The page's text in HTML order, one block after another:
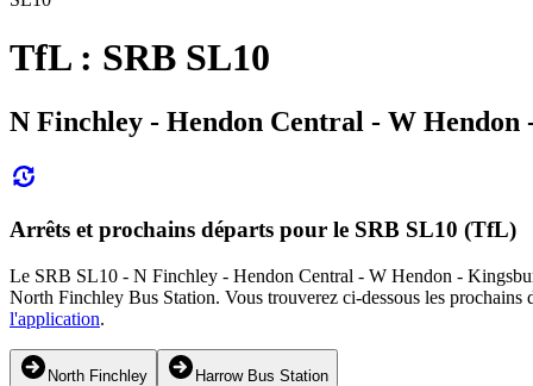
TfL : SRB SL10
N Finchley - Hendon Central - W
Arrêts et prochains départs pour le SRB SL10 (TfL)
Le SRB SL10 - N Finchley - Hendon Central - W Hendon -
North Finchley Bus Station. Vous trouverez ci-dessous les
l'application.
North Finchley Harrow Bus Station